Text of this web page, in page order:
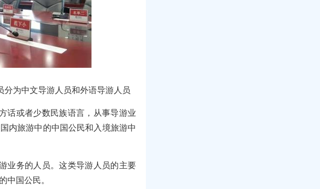
分为中文导游人员和外语导游人员
话或者少数民族语言，从事导游业
内旅游中的中国公民和入境旅游中
业务的人员。这类导游人员的主要
中国公民。